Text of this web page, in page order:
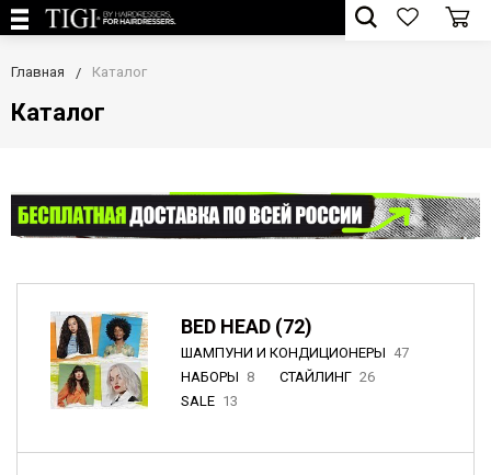
Главная Каталог
Каталог
BED HEAD (72)
ШАМПУНИ И КОНДИЦИОНЕРЫ 47
НАБОРЫ 8 СТАЙЛИНГ 26
SALE 13